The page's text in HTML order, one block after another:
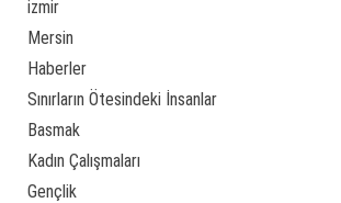
izmir
Mersin
Haberler
Sınırların Ötesindeki İnsanlar
Basmak
Kadın Çalışmaları
Gençlik